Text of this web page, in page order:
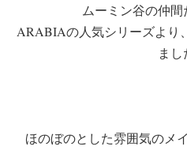
ムーミン谷の仲
ARABIAの人気シリーズより
まし
ほのぼのとした雰囲気のメ